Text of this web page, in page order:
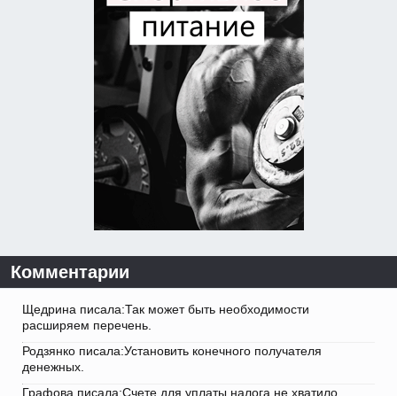
Комментарии
Щедрина писала:Так может быть необходимости
расширяем перечень.
Родзянко писала:Установить конечного получателя
денежных.
Графова писала:Счете для уплаты налога не хватило